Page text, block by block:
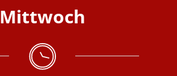
Mittwoch